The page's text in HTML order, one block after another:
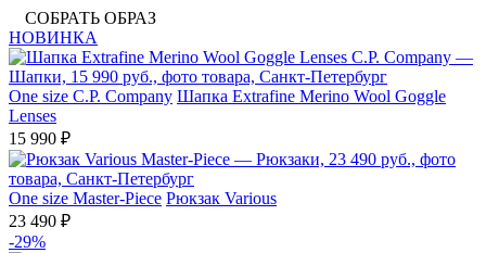
СОБРАТЬ ОБРАЗ
НОВИНКА
One size C.P. Company Шапка Extrafine Merino Wool Goggle
Lenses
15 990 ₽
One size Master-Piece Рюкзак Various
23 490 ₽
-29%